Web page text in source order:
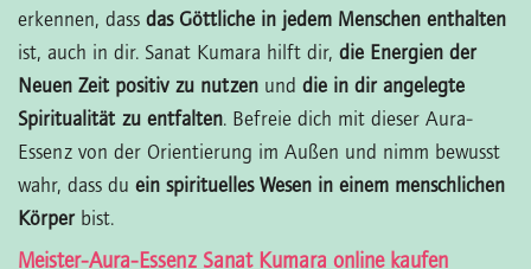
erkennen, dass das Göttliche in jedem Menschen enthalten
ist, auch in dir. Sanat Kumara hilft dir, die Energien der
Neuen Zeit positiv zu nutzen und die in dir angelegte
Spiritualität zu entfalten. Befreie dich mit dieser Aura-
Essenz von der Orientierung im Außen und nimm bewusst
wahr, dass du ein spirituelles Wesen in einem menschlichen
Körperbist.
Meister-Aura-Essenz Sanat Kumara online kaufen